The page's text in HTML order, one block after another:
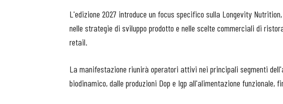
L'edizione 2027 introduce un focus specifico sulla Longevity
nelle strategie di sviluppo prodotto e nelle scelte commerciali di
retail.
La manifestazione riunirà operatori attivi nei principali segmenti
biodinamico, dalle produzioni Dop e Igp all'alimentazione funzionale,